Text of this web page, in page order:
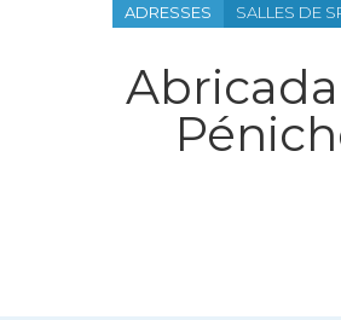
ADRESSES SALLES DE